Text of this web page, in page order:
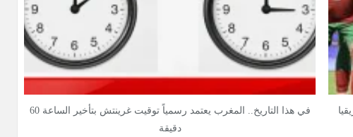
في هذا التاريخ.. المغرب يعتمد رسمياً توقيت غرينتش بتأخير الساعة 60
دقيقة